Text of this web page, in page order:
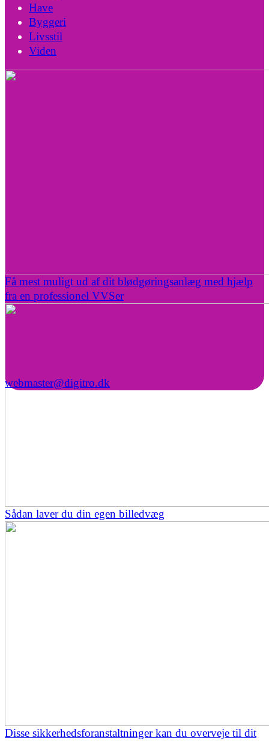
Have
Byggeri
Livsstil
Viden
Få mest muligt ud af dit blødgøringsanlæg med hjælp
fra en professionel VVSer
Sådan laver du din egen billedvæg
Disse sikkerhedsforanstaltninger kan du overveje til dit
webmaster@digitro.dk